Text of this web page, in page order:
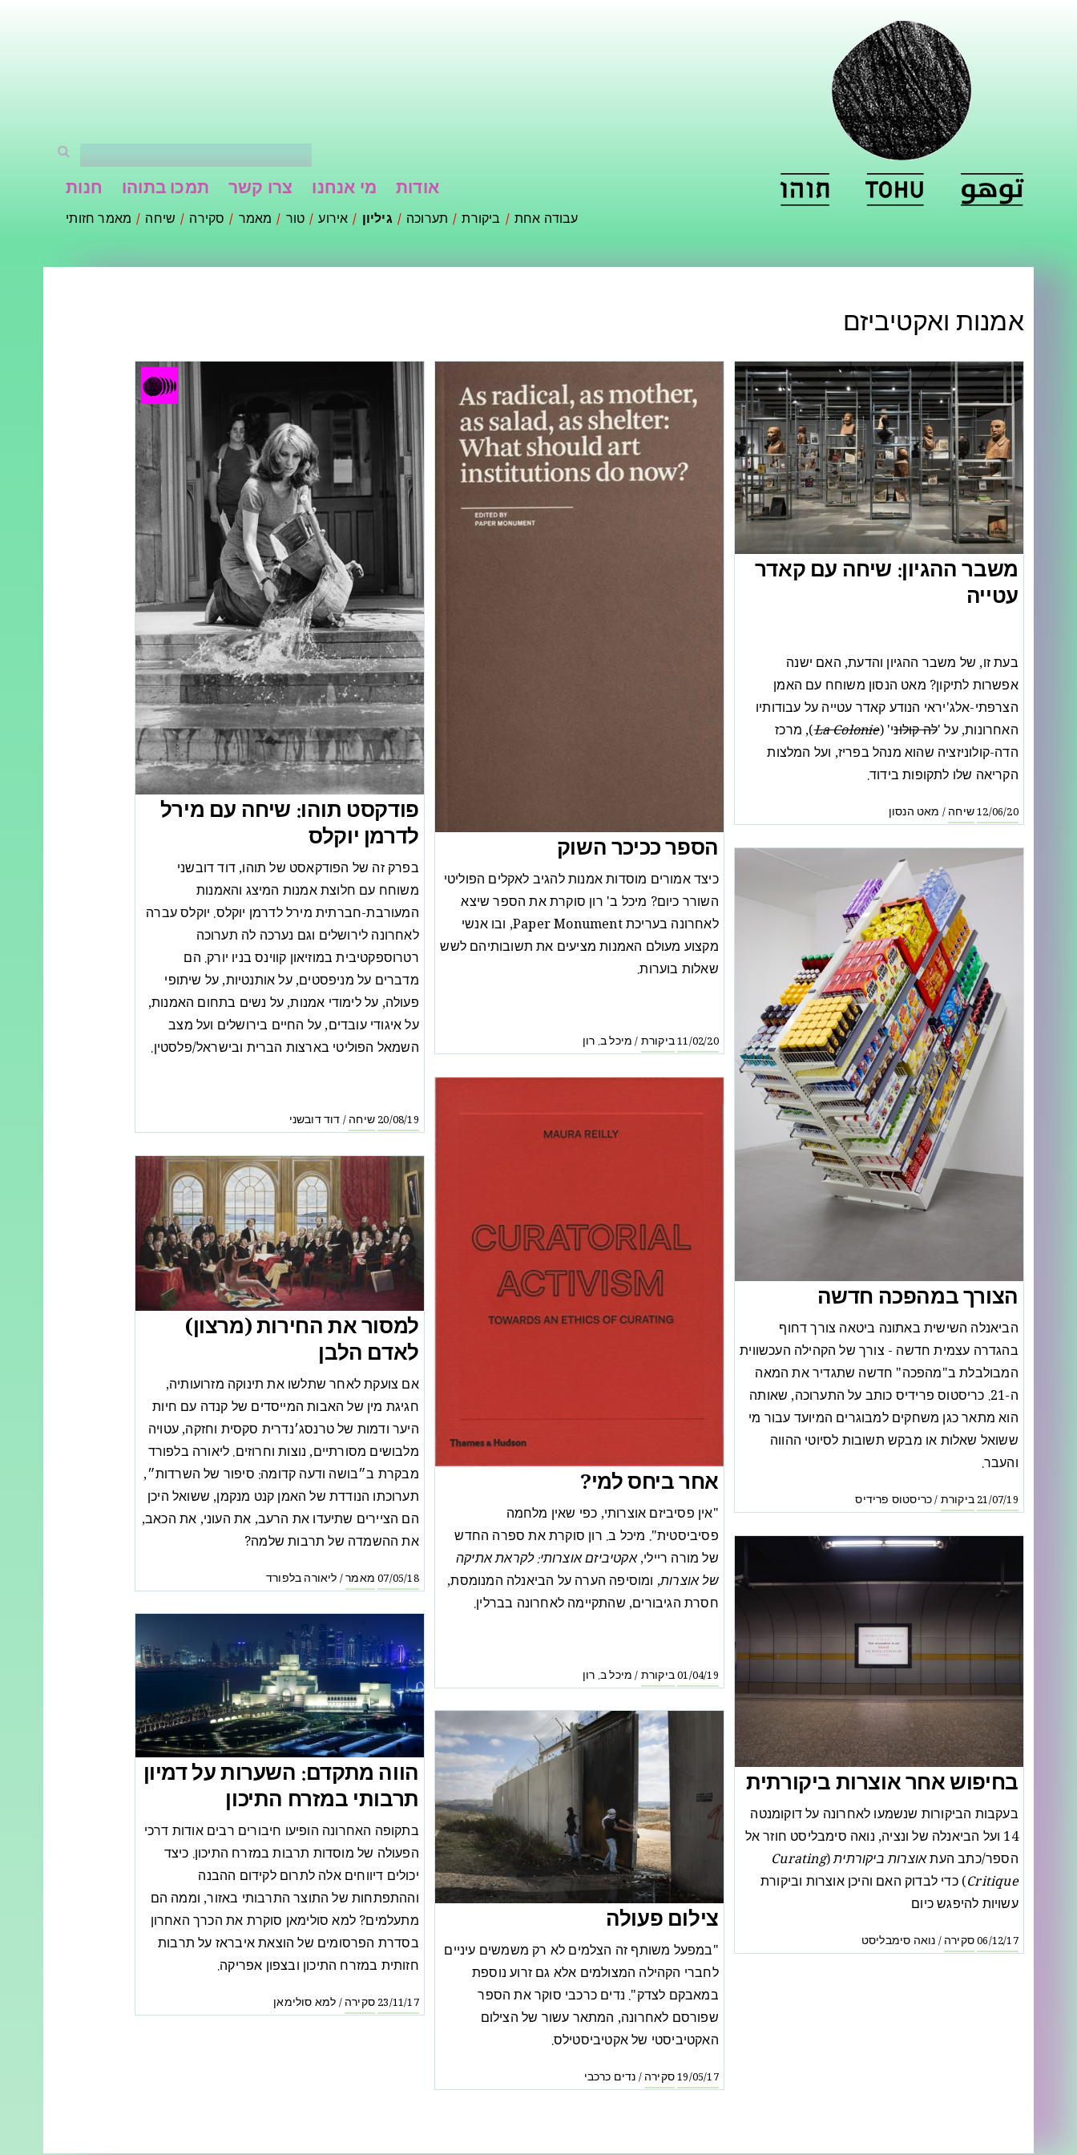
אודות מי אנחנו צרו קשר תמכו בתוהו חנות
מאמר חזותי שיחה סקירה מאמר טור אירוע גיליון תערוכה ביקורת עבודה אחת
אמנות ואקטיביזם
משבר ההגיון: שיחה עם קאדר
עטייה
בעת זו, של משבר ההגיון והדעת, האם ישנה
אפשרות לתיקון? מאט הנסון משוחח עם האמן
הצרפתי-אלג'יראי הנודע קאדר עטייה על עבודותיו
האחרונות, על 'לה קולוני' (La Colonie), מרכז
הדה-קולוניזציה שהוא מנהל בפריז, ועל המלצות
הקריאה שלו לתקופות בידוד.
12/06/20שיחה/ מאט הנסון
הספר ככיכר השוק
כיצד אמורים מוסדות אמנות להגיב לאקלים הפוליטי
השורר כיום? מיכל ב' רון סוקרת את הספר שיצא
לאחרונה בעריכת Paper Monument, ובו אנשי
מקצוע מעולם האמנות מציעים את תשובותיהם לשש
שאלות בוערות.
11/02/20ביקורת/מיכל ב. רון
פודקסט תוהו: שיחה עם מירל
לדרמן יוקלס
בפרק זה של הפודקאסט של תוהו, דוד דובשני
משוחח עם חלוצת אמנות המיצג והאמנות
המעורבת-חברתית מירל לדרמן יוקלס. יוקלס עברה
לאחרונה לירושלים וגם נערכה לה תערוכה
רטרוספקטיבית במוזיאון קווינס בניו יורק. הם
מדברים על מניפסטים, על אותנטיות, על שיתופי
פעולה, על לימודי אמנות, על נשים בתחום האמנות,
על איגודי עובדים, על החיים בירושלים ועל מצב
השמאל הפוליטי בארצות הברית ובישראל/פלסטין.
20/08/19שיחה/דוד דובשני
הצורך במהפכה חדשה
הביאנלה השישית באתונה ביטאה צורך דחוף
בהגדרה עצמית חדשה - צורך של הקהילה העכשווית
המבולבלת ב"מהפכה" חדשה שתגדיר את המאה
ה-21. כריסטוס פרידיס כותב על התערוכה, שאותה
הוא מתאר כגן משחקים למבוגרים המיועד עבור מי
ששואל שאלות או מבקש תשובות לסיוטי ההווה
והעבר.
21/07/19ביקורת/כריסטוס פרידיס אחר ביחס למי?
"אין פסיביזם אוצרותי, כפי שאין מלחמה
פסיביסטית". מיכל ב. רון סוקרת את ספרה החדש
של מורה ריילי,אקטיביזם אוצרותי: לקראת אתיקה
של אוצרות, ומוסיפה הערה על הביאנלה המנומסת,
חסרת הגיבורים, שהתקיימה לאחרונה בברלין.
01/04/19ביקורת/מיכל ב. רון
למסור את החירות (מרצון)
לאדם הלבן
אם צועקת לאחר שתלשו את תינוקה מזרועותיה,
חגיגת מין של האבות המייסדים של קנדה עם חיות
היער ודמות של טרנסג׳נדרית סקסית וחזקה, עטויה
מלבושים מסורתיים, נוצות וחרוזים. ליאורה בלפורד
מבקרת ב״בושה ודעה קדומה: סיפור של השרדות״,
תערוכתו הנודדת של האמן קנט מנקמן, ששואל היכן
הם הציירים שתיעדו את הרעב, את העוני, את הכאב,
את ההשמדה של תרבות שלמה?
07/05/18מאמר/ליאורה בלפורד
בחיפוש אחר אוצרות ביקורתית
בעקבות הביקורות שנשמעו לאחרונה על דוקומנטה
14 ועל הביאנלה של ונציה, נואה סימבליסט חוזר אל
הספר/כתב העתאוצרות ביקורתית(
Curating
Critique) כדי לבדוק האם והיכן אוצרות וביקורת
עשויות להיפגש כיום
06/12/17סקירה/נואה סימבליסט
הווה מתקדם: השערות על דמיון
תרבותי במזרח התיכון
בתקופה האחרונה הופיעו חיבורים רבים אודות דרכי
הפעולה של מוסדות תרבות במזרח התיכון. כיצד
יכולים דיווחים אלה לתרום לקידום ההבנה
וההתפתחות של התוצר התרבותי באזור, וממה הם
מתעלמים? למא סולימאן סוקרת את הכרך האחרון
בסדרת הפרסומים של הוצאת איבראז על תרבות
חזותית במזרח התיכון ובצפון אפריקה.
23/11/17סקירה/למא סולימאן
צילום פעולה
"במפעל משותף זה הצלמים לא רק משמשים עיניים
לחברי הקהילה המצולמים אלא גם זרוע נוספת
במאבקם לצדק". נדים כרכבי סוקר את הספר
שפורסם לאחרונה, המתאר עשור של הצילום
האקטיביסטי של אקטיביסטילס.
19/05/17סקירה/נדים כרכבי